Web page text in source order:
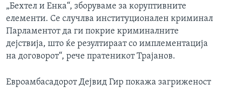
„Бехтел и Енка“, зборуваме за коруптивните
елементи. Се случлва институционален криминал
Парламентот да ги покрие криминалните
дејствија, што ќе резултираат со имплементација
на договорот“, рече пратеникот Трајанов.
Евроамбасадорот Дејвид Гир покажа загриженост